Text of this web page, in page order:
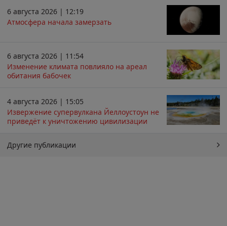
6 августа 2026 | 12:19
Атмосфера начала замерзать
6 августа 2026 | 11:54
Изменение климата повлияло на ареал
обитания бабочек
4 августа 2026 | 15:05
Извержение супервулкана Йеллоустоун не
приведёт к уничтожению цивилизации
Другие публикации